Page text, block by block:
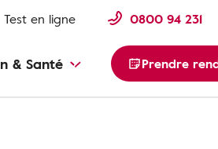
Test en ligne 0800 94 231
& Santé Prendre